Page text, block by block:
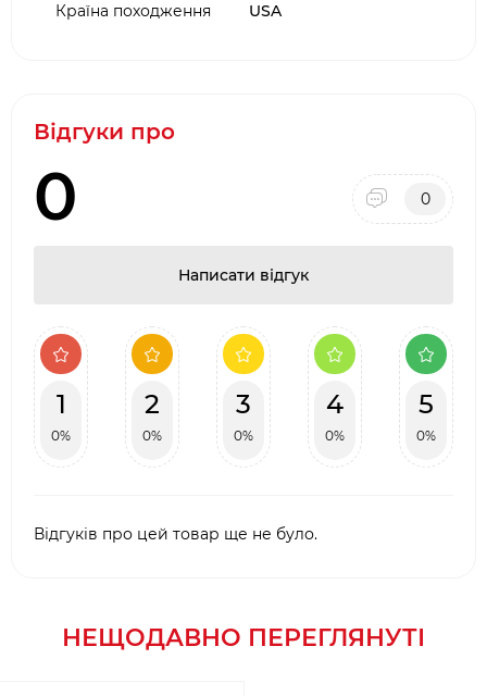
Країна походження USA
Відгуки про
0 0
Написати відгук
1
0%
2
0%
3
0%
4
0%
5
0%
Відгуків про цей товар ще не було.
НЕЩОДАВНО ПЕРЕГЛЯНУТІ